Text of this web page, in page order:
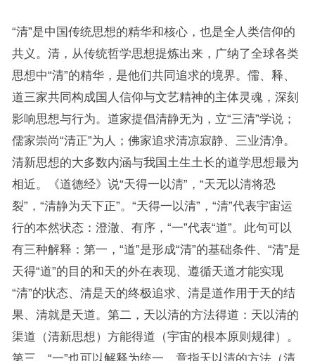
“清”是中国传统思想的精华和核心，也是全人类信仰的
共义。清，从传统哲学思想提炼出来，广纳了全球各类
思想中“清”的精华，是他们共同追求的境界。儒、释、
道三家共同构成国人信仰与文艺精神的主体灵魂，深刻
影响思想与行为。道家提倡清静无为，立“三清”学说；
儒家崇尚“清正”为人；佛家追求清凉寂静、三业清净。
清新思想的大多数内涵与我国土生土长的道学思想最为
相近。《道德经》说“天得一以清”，“天无以清将恐
裂”，“清静为天下正”。“天得一以清”，“清”代表宇宙运
行的本然状态：澄澈、有序，“一”代表“道”。此句可以
有三种解释：第一，“道”是形成“清”的基础条件、“清”是
天得“道”的目的和天的外在表现、遵循天道才能实现
“清”的状态、清是天的终极追求、清是道作用于天的结
果、清就是天道。第二，天以清的方法得道：天以清的
渠道（清新思想）方能得道（宇宙的根本原则规律）。
第三，“一”也可以解释为统一，意指天以清的方法（清